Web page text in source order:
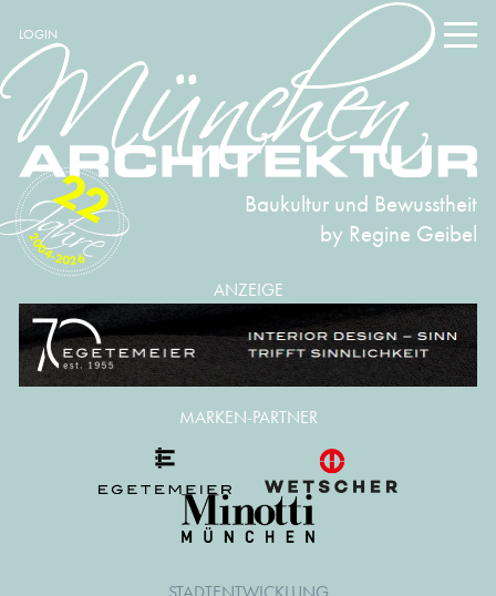
LOGIN
Baukultur und Bewusstheit
by Regine Geibel
2004-2026
22
ANZEIGE